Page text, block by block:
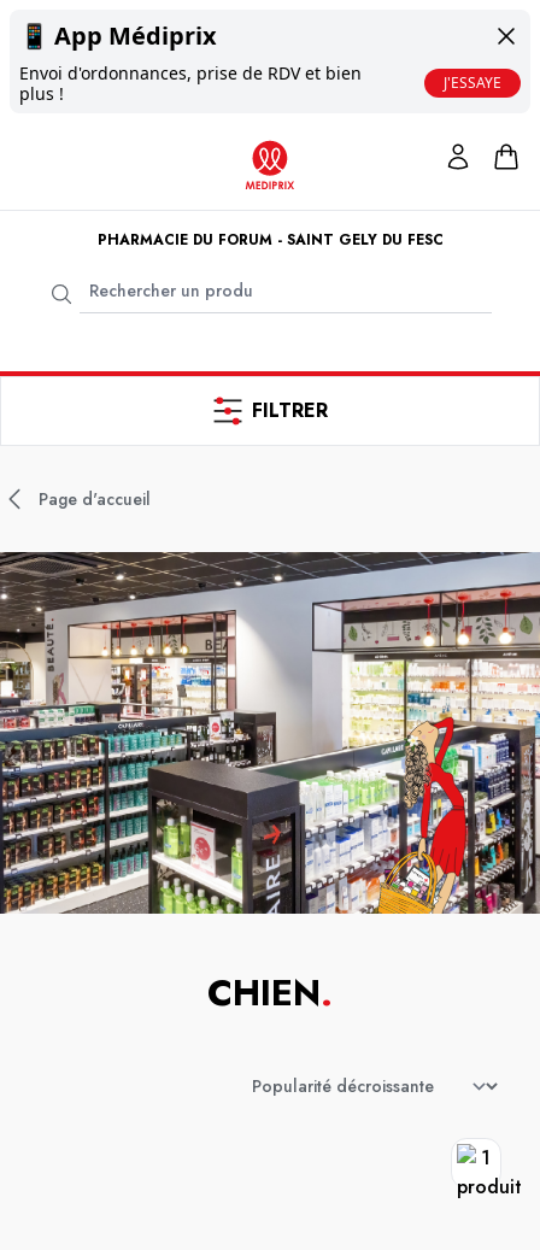
📱 App Médiprix
Envoi d'ordonnances, prise de RDV et bien
plus !
J'ESSAYE
PHARMACIE DU FORUM - SAINT GELY DU FESC
FILTRER
Page d'accueil
CHIEN.